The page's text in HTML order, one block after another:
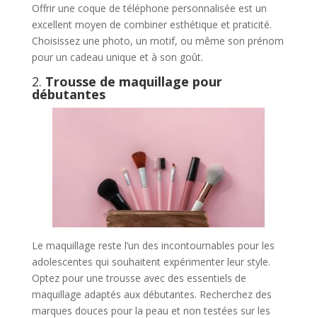
Offrir une coque de téléphone personnalisée est un
excellent moyen de combiner esthétique et praticité.
Choisissez une photo, un motif, ou même son prénom
pour un cadeau unique et à son goût.
2. Trousse de maquillage pour
débutantes
Le maquillage reste l’un des incontournables pour les
adolescentes qui souhaitent expérimenter leur style.
Optez pour une trousse avec des essentiels de
maquillage adaptés aux débutantes. Recherchez des
marques douces pour la peau et non testées sur les